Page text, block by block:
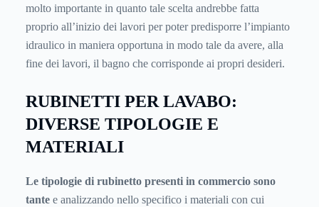
molto importante in quanto tale scelta andrebbe fatta
proprio all’inizio dei lavori per poter predisporre l’impianto
idraulico in maniera opportuna in modo tale da avere, alla
fine dei lavori, il bagno che corrisponde ai propri desideri.
RUBINETTI PER LAVABO:
DIVERSE TIPOLOGIE E
MATERIALI
Le tipologie di rubinetto presenti in commercio sono
tante e analizzando nello specifico i materiali con cui